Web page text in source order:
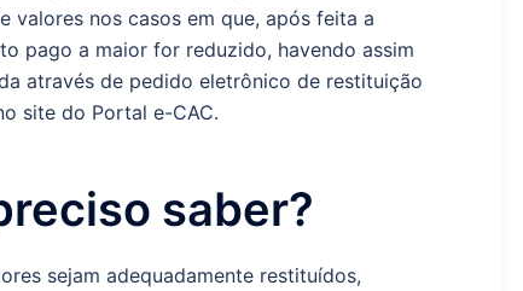
valores nos casos em que, após feita a
pago a maior for reduzido, havendo assim
através de pedido eletrônico de restituição
site do Portal e-CAC.
saber?
sejam adequadamente restituídos,